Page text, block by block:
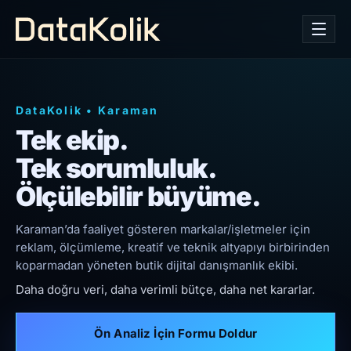
DataKolik • Karaman
Tek ekip.
Tek sorumluluk.
Ölçülebilir büyüme.
Karaman’da faaliyet gösteren markalar/işletmeler için
reklam, ölçümleme, kreatif ve teknik altyapıyı birbirinden
koparmadan yöneten butik dijital danışmanlık ekibi.
Daha doğru veri, daha verimli bütçe, daha net kararlar.
Ön Analiz İçin Formu Doldur